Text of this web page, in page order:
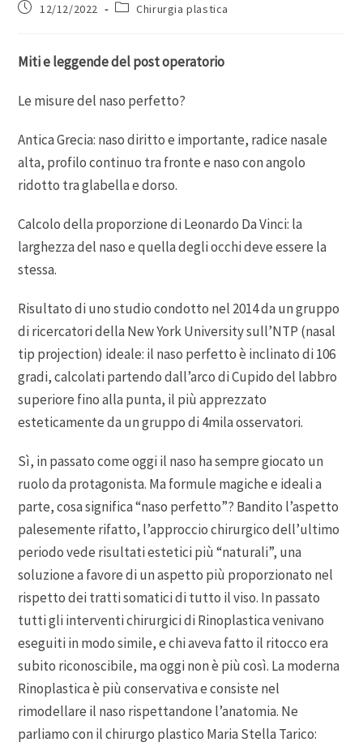
12/12/2022 Chirurgia plastica
Miti e leggende del post operatorio
Le misure del naso perfetto?
Antica Grecia: naso diritto e importante, radice nasale
alta, profilo continuo tra fronte e naso con angolo
ridotto tra glabella e dorso.
Calcolo della proporzione di Leonardo Da Vinci: la
larghezza del naso e quella degli occhi deve essere la
stessa.
Risultato di uno studio condotto nel 2014 da un gruppo
di ricercatori della New York University sull’NTP (nasal
tip projection) ideale: il naso perfetto è inclinato di 106
gradi, calcolati partendo dall’arco di Cupido del labbro
superiore fino alla punta, il più apprezzato
esteticamente da un gruppo di 4mila osservatori.
Sì, in passato come oggi il naso ha sempre giocato un
ruolo da protagonista. Ma formule magiche e ideali a
parte, cosa significa “naso perfetto”? Bandito l’aspetto
palesemente rifatto, l’approccio chirurgico dell’ultimo
periodo vede risultati estetici più “naturali”, una
soluzione a favore di un aspetto più proporzionato nel
rispetto dei tratti somatici di tutto il viso. In passato
tutti gli interventi chirurgici di Rinoplastica venivano
eseguiti in modo simile, e chi aveva fatto il ritocco era
subito riconoscibile, ma oggi non è più così. La moderna
Rinoplastica è più conservativa e consiste nel
rimodellare il naso rispettandone l’anatomia. Ne
parliamo con il chirurgo plastico Maria Stella Tarico: